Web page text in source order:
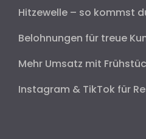
Hitzewelle – so kommst
Belohnungen für treue
Mehr Umsatz mit
Instagram & TikTok für